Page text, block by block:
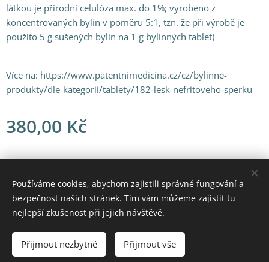
látkou je přírodní celulóza max. do 1%; vyrobeno z
koncentrovaných bylin v poměru 5:1, tzn. že při výrobě je
použito 5 g sušených bylin na 1 g bylinných tablet)
Více na: https://www.patentnimedicina.cz/cz/bylinne-
produkty/dle-kategorii/tablety/182-lesk-nefritoveho-sperku
380,00 Kč
Do košíku
© 2021 Všechna práva vyhrazena
Vytvořeno službouWebnode Cookies
Používáme cookies, abychom zajistili správné fungování a
bezpečnost našich stránek. Tím vám můžeme zajistit tu
nejlepší zkušenost při jejich návštěvě.
Přijmout nezbytné Přijmout vše